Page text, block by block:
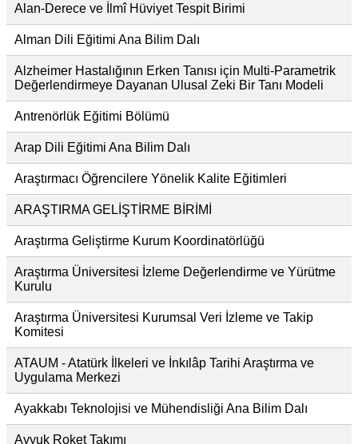
Alan-Derece ve İlmî Hüviyet Tespit Birimi
Alman Dili Eğitimi Ana Bilim Dalı
Alzheimer Hastalığının Erken Tanısı için Multi-Parametrik
Değerlendirmeye Dayanan Ulusal Zeki Bir Tanı Modeli
Antrenörlük Eğitimi Bölümü
Arap Dili Eğitimi Ana Bilim Dalı
Araştırmacı Öğrencilere Yönelik Kalite Eğitimleri
ARAŞTIRMA GELİŞTİRME BİRİMİ
Araştırma Geliştirme Kurum Koordinatörlüğü
Araştırma Üniversitesi İzleme Değerlendirme ve Yürütme
Kurulu
Araştırma Üniversitesi Kurumsal Veri İzleme ve Takip
Komitesi
ATAUM - Atatürk İlkeleri ve İnkılâp Tarihi Araştırma ve
Uygulama Merkezi
Ayakkabı Teknolojisi ve Mühendisliği Ana Bilim Dalı
Ayyuk Roket Takımı